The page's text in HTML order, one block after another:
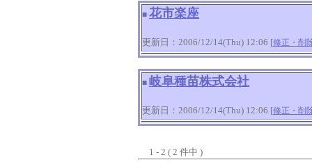
■ 花市楽座
更新日：2006/12/14(Thu) 12:06 [修正・削
■ 岐阜種苗株式会社
更新日：2006/12/14(Thu) 12:06 [修正・削
1 - 2 ( 2 件中 )